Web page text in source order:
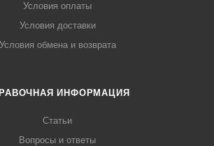
Условия оплаты
Условия доставки
Условия обмена и возврата
ИНФОРМАЦИЯ
Статьи
Вопросы и ответы